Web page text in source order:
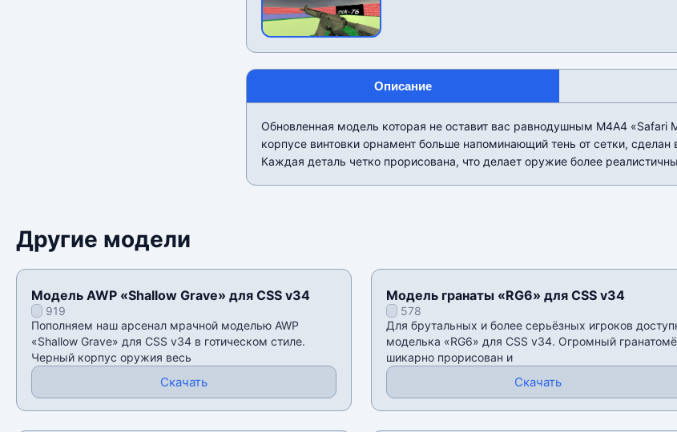
Описание
Обновленная модель которая не оставит вас равнодушным М4А4 «Safari
корпусе винтовки орнамент больше напоминающий тень от сетки, сделан
Каждая деталь четко прорисована, что делает оружие более
Другие модели
Модель AWP «Shallow Grave» для CSS v34
919
Пополняем наш арсенал мрачной моделью AWP
«Shallow Grave» для CSS v34 в готическом стиле.
Черный корпус оружия весь
Скачать
Модель гранаты «RG6» для CSS v34
578
Для брутальных и более серьёзных игроков
моделька «RG6» для CSS v34. Огромный
шикарно прорисован и
Скачать